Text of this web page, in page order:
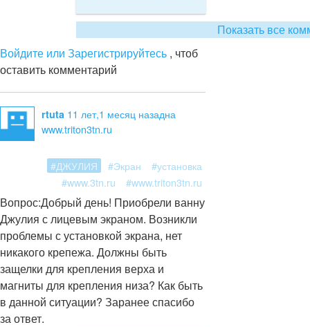
Показать все
Войдите или Зарегистрируйтесь , чтоб
оставить комментарий
rtuta 11 лет,1 месяц назадна
www.triton3tn.ru
#ДЖУЛИЯ #Экран
#установка
#www.3tn.ru
#www.triton3tn.ru
Вопрос:Добрый день! Приобрели ванну
Джулия с лицевым экраном. Возникли
проблемы с установкой экрана, нет
никакого крепежа. Должны быть
защелки для крепления верха и
магниты для крепления низа? Как быть
в данной ситуации? Заранее спасибо
за ответ.